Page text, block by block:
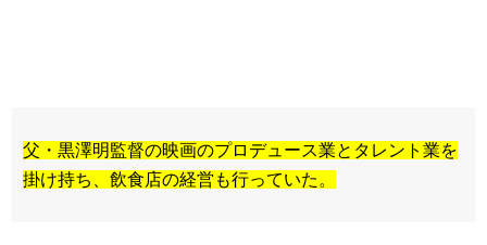
父・黒澤明監督の映画のプロデュース業とタレント業を
掛け持ち、飲食店の経営も行っていた。